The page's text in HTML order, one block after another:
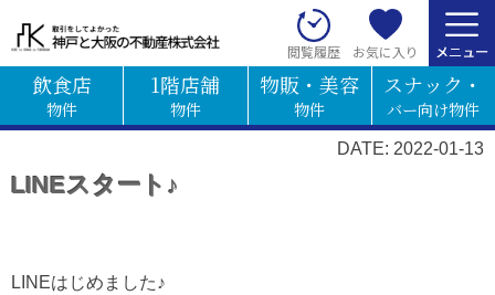
閲覧履歴 お気に入り
飲食店
物件
1階店舗
物件
物販・美容
物件
スナック・
バー向け物件
DATE: 2022-01-13
LINEスタート♪
LINEはじめました♪